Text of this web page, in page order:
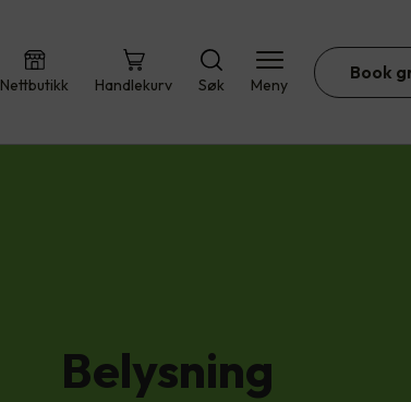
Nettbutikk Handlekurv Søk Meny
Book
Belysning